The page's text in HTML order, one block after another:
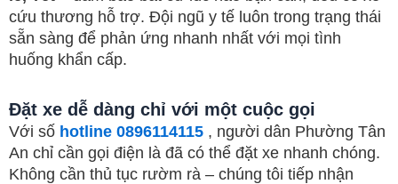
cứu thương hỗ trợ. Đội ngũ y tế luôn trong trạng thái
sẵn sàng để phản ứng nhanh nhất với mọi tình
huống khẩn cấp.
Đặt xe dễ dàng chỉ với một cuộc gọi
Với số hotline 0896114115 , người dân Phường Tân
An chỉ cần gọi điện là đã có thể đặt xe nhanh chóng.
Không cần thủ tục rườm rà – chúng tôi tiếp nhận